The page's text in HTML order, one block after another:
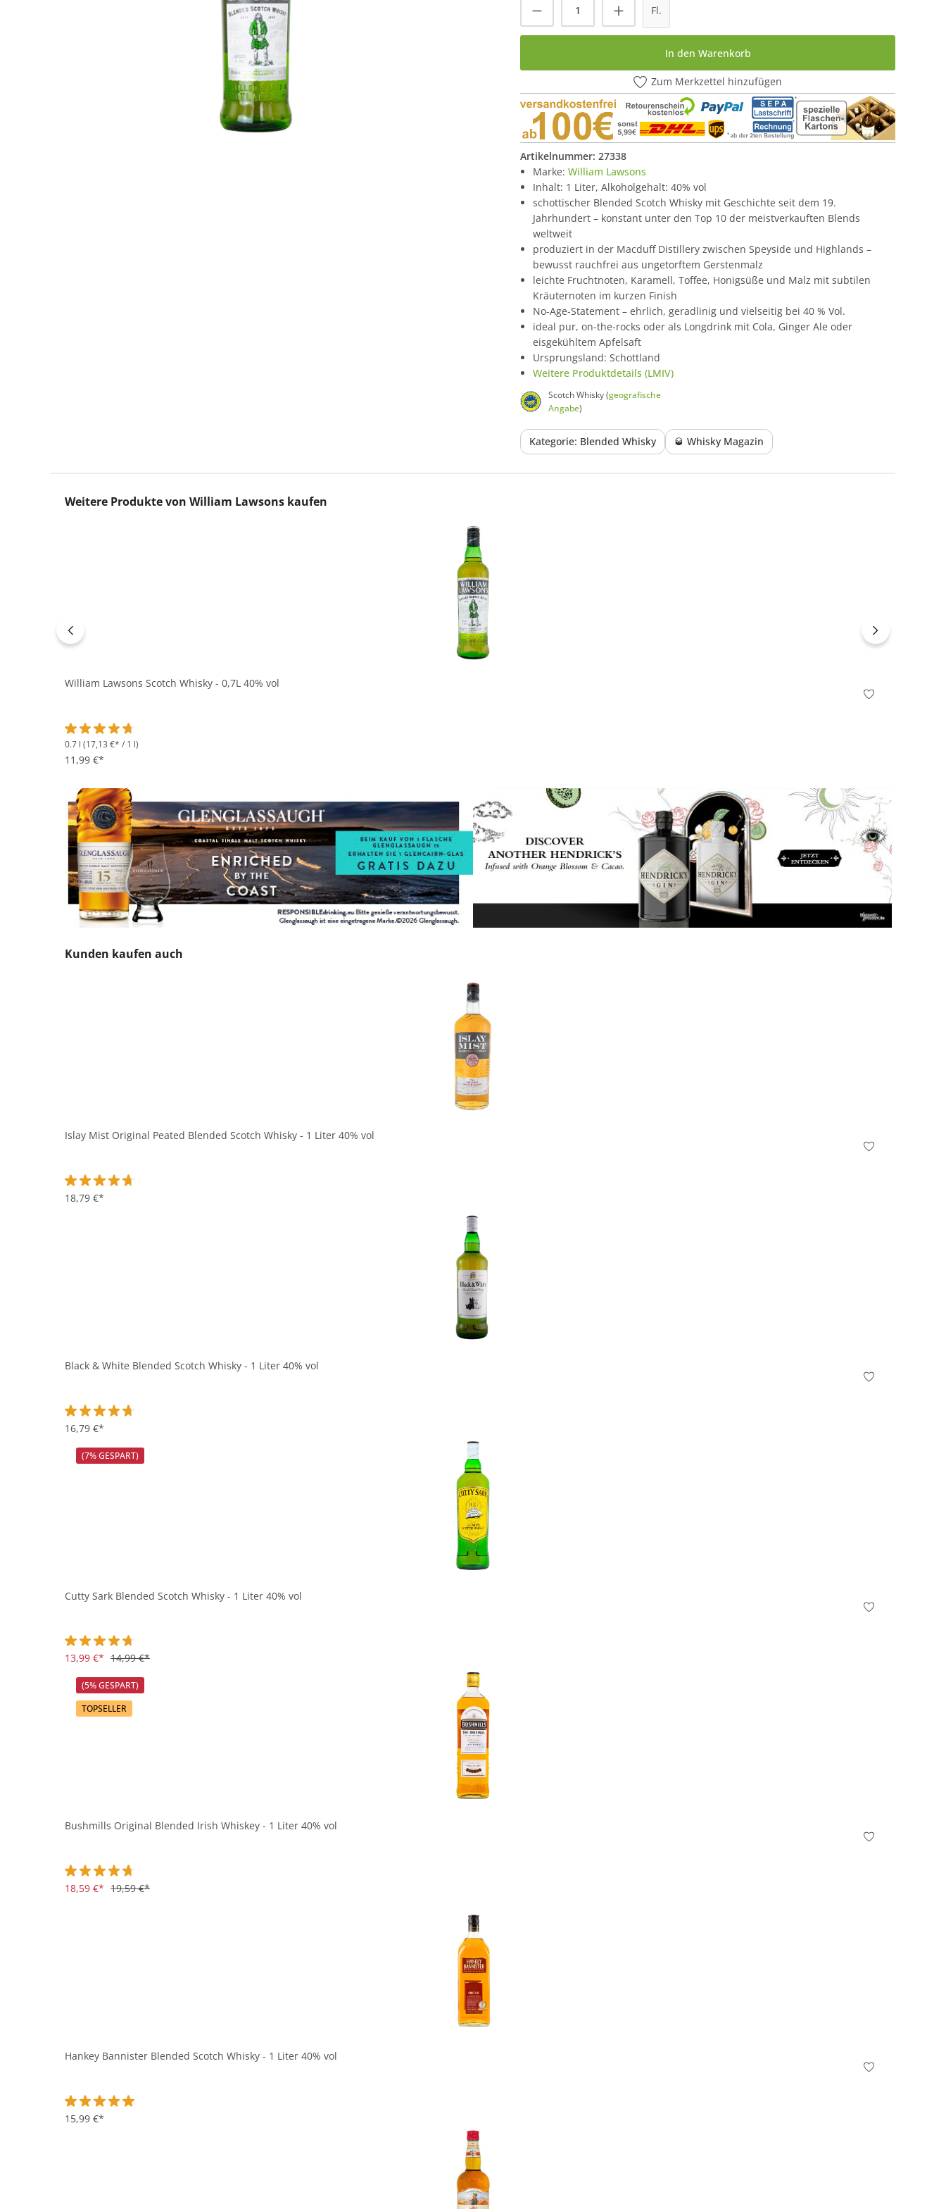
Produkt Anzahl: Gib den gewünschten Wert ein
Fl.
In den Warenkorb
Zum Merkzettel hinzufügen
Artikelnummer: 27338
Marke: William Lawsons
Inhalt: 1 Liter, Alkoholgehalt: 40% vol
schottischer Blended Scotch Whisky mit Geschichte seit dem 19.
Jahrhundert – konstant unter den Top 10 der meistverkauften Blends
weltweit
produziert in der Macduff Distillery zwischen Speyside und Highlands –
bewusst rauchfrei aus ungetorftem Gerstenmalz
leichte Fruchtnoten, Karamell, Toffee, Honigsüße und Malz mit subtilen
Kräuternoten im kurzen Finish
No-Age-Statement – ehrlich, geradlinig und vielseitig bei 40 % Vol.
ideal pur, on-the-rocks oder als Longdrink mit Cola, Ginger Ale oder
eisgekühltem Apfelsaft
Ursprungsland: Schottland
Weitere Produktdetails (LMIV)
Scotch Whisky (geografische
Angabe)
Kategorie: Blended Whisky 🥃 Whisky Magazin
Produktgalerie überspringen
Weitere Produkte von William Lawsons kaufen
William Lawsons Scotch Whisky - 0,7L 40% vol
Durchschnittliche Bewertung von 4.7 von 5 Sternen
0.7 l (17,13 €* / 1 l)
11,99 €*
In den Korb
Produktgalerie überspringen
Kunden kaufen auch
Islay Mist Original Peated Blended Scotch Whisky - 1 Liter 40% vol
Durchschnittliche Bewertung von 4.8 von 5 Sternen
18,79 €*
In den Korb
Black & White Blended Scotch Whisky - 1 Liter 40% vol
Durchschnittliche Bewertung von 4.8 von 5 Sternen
16,79 €*
In den Korb
(7% GESPART)
Cutty Sark Blended Scotch Whisky - 1 Liter 40% vol
Durchschnittliche Bewertung von 4.8 von 5 Sternen
13,99 €* 14,99 €*
In den Korb
(5% GESPART)
TOPSELLER
Bushmills Original Blended Irish Whiskey - 1 Liter 40% vol
Durchschnittliche Bewertung von 4.8 von 5 Sternen
18,59 €* 19,59 €*
In den Korb
Hankey Bannister Blended Scotch Whisky - 1 Liter 40% vol
Durchschnittliche Bewertung von 5 von 5 Sternen
15,99 €*
In den Korb